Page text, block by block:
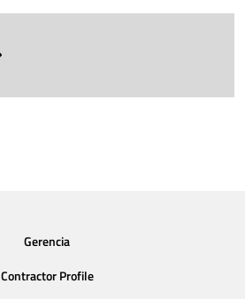
Gerencia
Contractor Profile